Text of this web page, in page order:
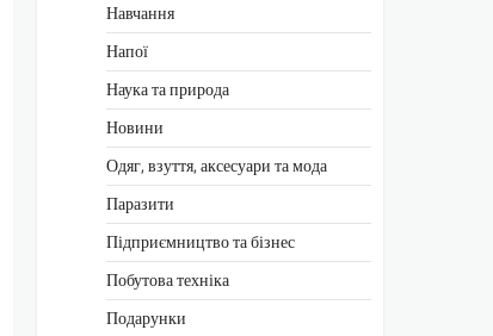
Навчання
Напої
Наука та природа
Новини
Одяг, взуття, аксесуари та мода
Паразити
Підприємництво та бізнес
Побутова техніка
Подарунки